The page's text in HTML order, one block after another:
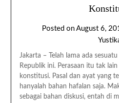
Posted on August 6,
Jakarta – Telah lama ada
Republik ini. Perasaan itu tak
konstitusi. Pasal dan ayat yang
hanyalah bahan hafalan saja.
sebagai bahan diskusi, entah di